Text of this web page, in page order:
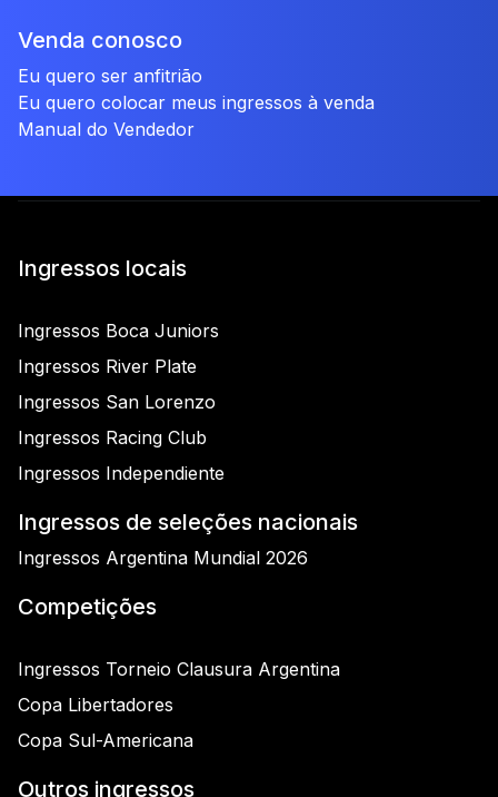
Venda conosco
Eu quero ser anfitrião
Eu quero colocar meus ingressos à venda
Manual do Vendedor
Ingressos locais
Ingressos Boca Juniors
Ingressos River Plate
Ingressos San Lorenzo
Ingressos Racing Club
Ingressos Independiente
Ingressos de seleções nacionais
Ingressos Argentina Mundial 2026
Competições
Ingressos Torneio Clausura Argentina
Copa Libertadores
Copa Sul-Americana
Outros ingressos